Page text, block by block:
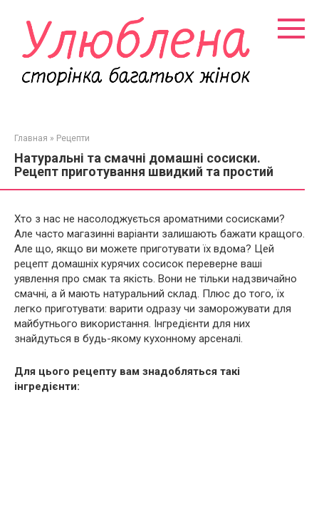
контенту
Главная » Рецепти
Натуральні та смачні домашні сосиски.
Рецепт приготування швидкий та простий
Хто з нас не насолоджується ароматними сосисками?
Але часто магазинні варіанти залишають бажати кращого.
Але що, якщо ви можете приготувати їх вдома? Цей
рецепт домашніх курячих сосисок переверне ваші
уявлення про смак та якість. Вони не тільки надзвичайно
смачні, а й мають натуральний склад. Плюс до того, їх
легко приготувати: варити одразу чи заморожувати для
майбутнього використання. Інгредієнти для них
знайдуться в будь-якому кухонному арсеналі.
Для цього рецепту вам знадобляться такі
інгредієнти: